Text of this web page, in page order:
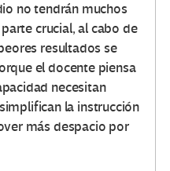
no tendrán muchos
crucial, al cabo de
resultados se
el docente piensa
necesitan
la instrucción
más despacio por